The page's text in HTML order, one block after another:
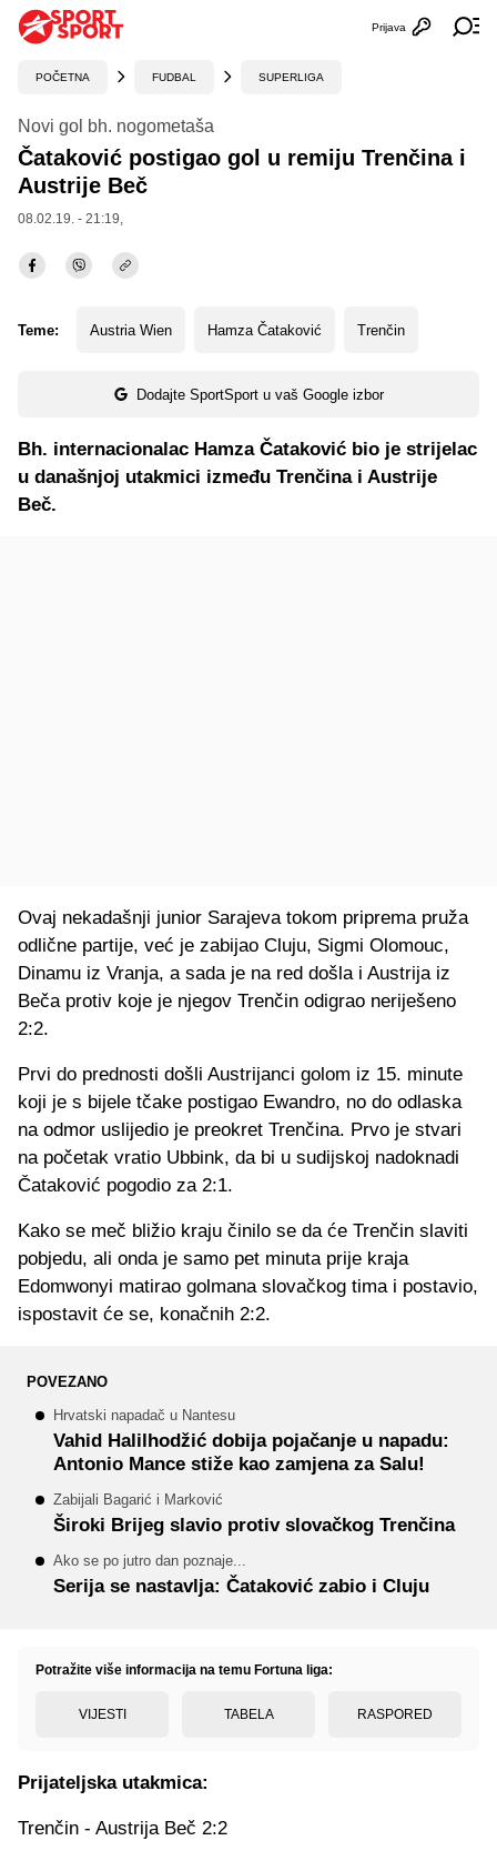
Otvori
Prijava
POČETNA FUDBAL SUPERLIGA
Novi gol bh. nogometaša
Čataković postigao gol u remiju Trenčina i
Austrije Beč
08.02.19. - 21:19,
Teme: Austria Wien Hamza Čataković Trenčin
Dodajte SportSport u vaš Google izbor
Bh. internacionalac Hamza Čataković bio je strijelac
u današnjoj utakmici između Trenčina i Austrije
Beč.
Ovaj nekadašnji junior Sarajeva tokom priprema pruža
odlične partije, već je zabijao Cluju, Sigmi Olomouc,
Dinamu iz Vranja, a sada je na red došla i Austrija iz
Beča protiv koje je njegov Trenčin odigrao neriješeno
2:2.
Prvi do prednosti došli Austrijanci golom iz 15. minute
koji je s bijele tčake postigao Ewandro, no do odlaska
na odmor uslijedio je preokret Trenčina. Prvo je stvari
na početak vratio Ubbink, da bi u sudijskoj nadoknadi
Čataković pogodio za 2:1.
Kako se meč bližio kraju činilo se da će Trenčin slaviti
pobjedu, ali onda je samo pet minuta prije kraja
Edomwonyi matirao golmana slovačkog tima i postavio,
ispostavit će se, konačnih 2:2.
POVEZANO
Hrvatski napadač u Nantesu
Vahid Halilhodžić dobija pojačanje u napadu:
Antonio Mance stiže kao zamjena za Salu!
Zabijali Bagarić i Marković
Široki Brijeg slavio protiv slovačkog Trenčina
Ako se po jutro dan poznaje...
Serija se nastavlja: Čataković zabio i Cluju
Potražite više informacija na temu Fortuna liga:
VIJESTI TABELA RASPORED
Prijateljska utakmica:
Trenčin - Austrija Beč 2:2